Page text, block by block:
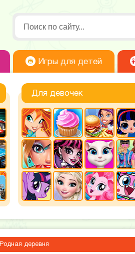
Игры для детей
Для девочек
Родная деревня